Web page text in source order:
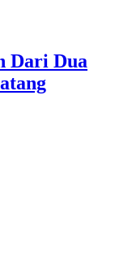
Dari Dua